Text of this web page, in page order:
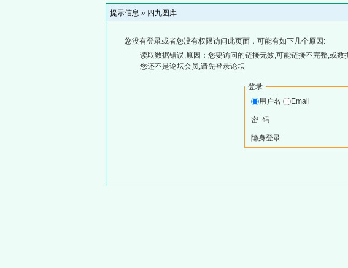
提示信息 » 四九图库
您没有登录或者您没有权限访问此页面，可能有如下几个原因:
读取数据错误,原因：您要访问的链接无效,可能链接不完整,或数
您还不是论坛会员,请先登录论坛
登录
用户名
Email
密 码
隐身登录